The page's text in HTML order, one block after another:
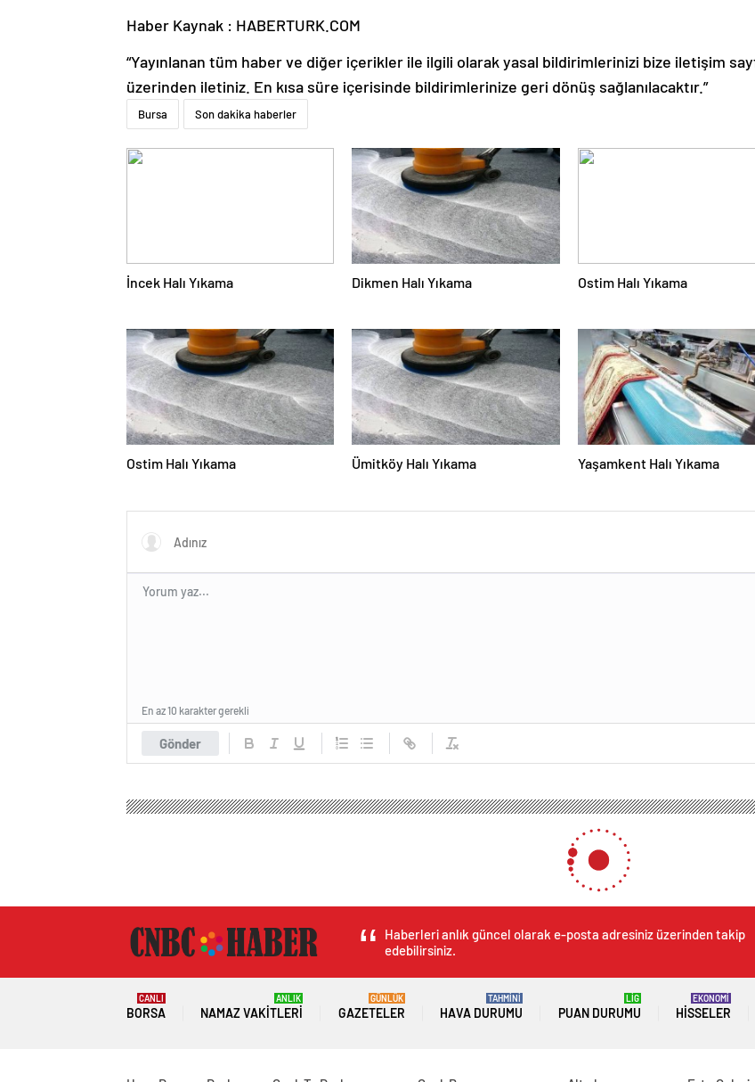
Haber Kaynak : HABERTURK.COM
“Yayınlanan tüm haber ve diğer içerikler ile ilgili olarak yasal bildirimlerinizi bize iletişim
üzerinden iletiniz. En kısa süre içerisinde bildirimlerinize geri dönüş sağlanılacaktır.”
Bursa Son dakika haberler
İncek Halı Yıkama Dikmen Halı Yıkama Ostim Halı Yıkama
Ostim Halı Yıkama Ümitköy Halı Yıkama Yaşamkent Halı Yıkama
Gönder
En az 10 karakter gerekli
Haberleri anlık güncel olarak e-posta adresiniz üzerinden takip
edebilirsiniz.
BORSA
CANLI
NAMAZ VAKITLERI
ANLIK
GAZETELER
GÜNLÜK
HAVA DURUMU
TAHMİNİ
PUAN DURUMU
LİG
HISSELER
EKONOMİ